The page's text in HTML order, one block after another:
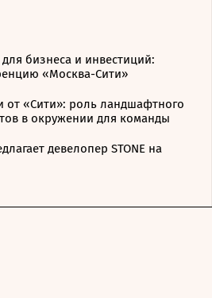
бизнеса и инвестиций:
«Москва-Сити»
«Сити»: роль ландшафтного
в окружении для команды
девелопер STONE на